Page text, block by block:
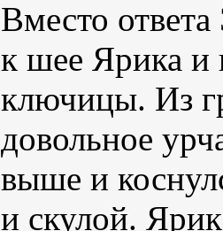
Вместо
к шее Ярика и
ключицы. Из
довольное
выше и
и скулой.